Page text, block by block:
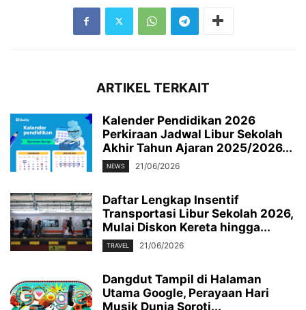
ARTIKEL TERKAIT
Kalender Pendidikan 2026
Perkiraan Jadwal Libur Sekolah
Akhir Tahun Ajaran 2025/2026...
NEWS 21/06/2026
Daftar Lengkap Insentif
Transportasi Libur Sekolah 2026,
Mulai Diskon Kereta hingga...
TRAVEL 21/06/2026
Dangdut Tampil di Halaman
Utama Google, Perayaan Hari
Musik Dunia Soroti...